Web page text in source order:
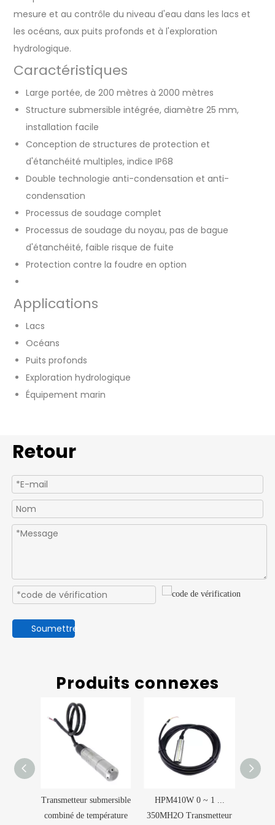
mesure et au contrôle du niveau d'eau dans les lacs et
les océans, aux puits profonds et à l'exploration
hydrologique.
Caractéristiques
Large portée, de 200 mètres à 2000 mètres
Structure submersible intégrée, diamètre 25 mm,
installation facile
Conception de structures de protection et
d'étanchéité multiples, indice IP68
Double technologie anti-condensation et anti-
condensation
Processus de soudage complet
Processus de soudage du noyau, pas de bague
d'étanchéité, faible risque de fuite
Protection contre la foudre en option
Applications
Lacs
Océans
Puits profonds
Exploration hydrologique
Équipement marin
Retour
Soumettre
Produits connexes
Transmetteur submersible
combiné de température
HPM410W 0 ~ 1 ...
350MH2O Transmetteur